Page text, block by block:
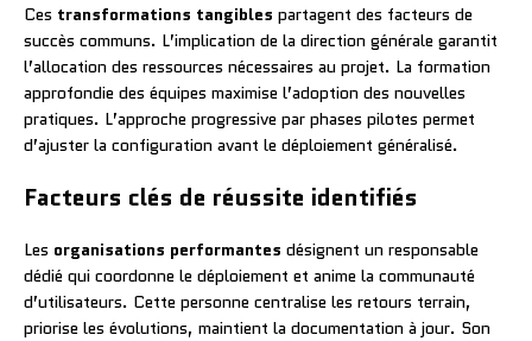
Ces transformations tangibles partagent des facteurs de
succès communs. L’implication de la direction générale garantit
l’allocation des ressources nécessaires au projet. La formation
approfondie des équipes maximise l’adoption des nouvelles
pratiques. L’approche progressive par phases pilotes permet
d’ajuster la configuration avant le déploiement généralisé.
Facteurs clés de réussite identifiés
Les organisations performantes désignent un responsable
dédié qui coordonne le déploiement et anime la communauté
d’utilisateurs. Cette personne centralise les retours terrain,
priorise les évolutions, maintient la documentation à jour. Son